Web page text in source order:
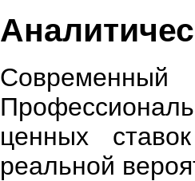
ценных
реальной